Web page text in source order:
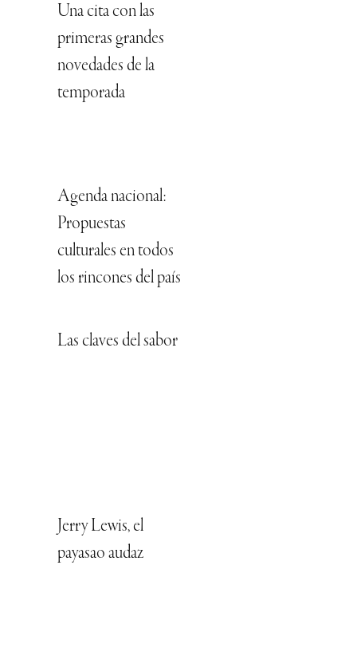
Una cita con las
primeras grandes
novedades de la
temporada
Agenda nacional:
Propuestas
culturales en todos
los rincones del país
Las claves del sabor
Jerry Lewis, el
payasao audaz